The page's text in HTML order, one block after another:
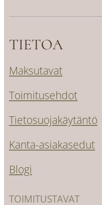
TIETOA
Maksutavat
Toimitusehdot
Tietosuojakäytäntö
Kanta-asiakasedut
Blogi
TOIMITUSTAVAT